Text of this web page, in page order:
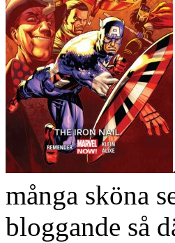
många sköna
bloggande så